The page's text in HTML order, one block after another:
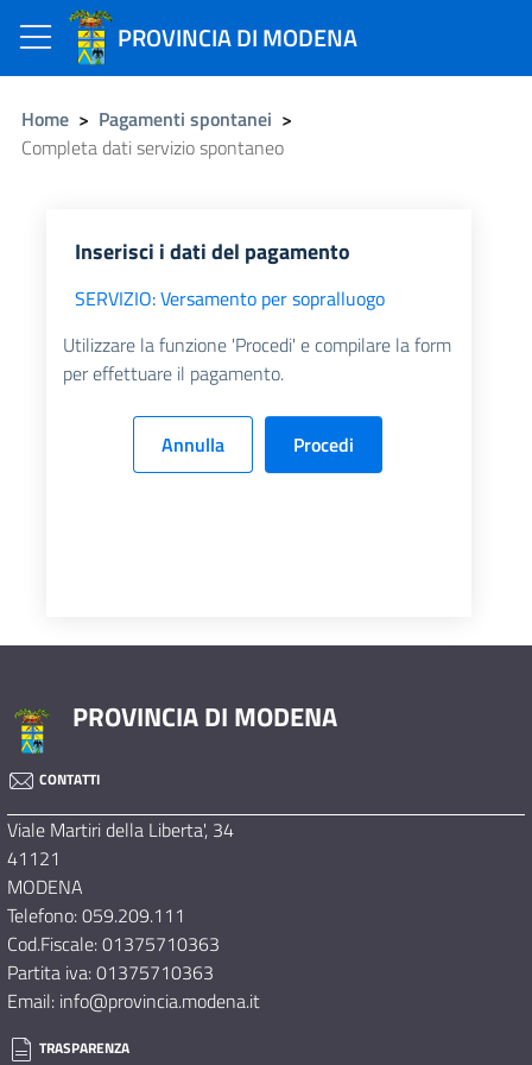
HEADER
Area
con avviso
Pagamenti
Ricevute
telematiche
Toggle navigationPROVINCIA DI MODENA
Home > Pagamenti spontanei >
Completa dati servizio spontaneo
Inserisci i dati del pagamento
SERVIZIO: Versamento per sopralluogo
Utilizzare la funzione 'Procedi' e compilare la form
per effettuare il pagamento.
Annulla
PROVINCIA DI MODENA
CONTATTI
Viale Martiri della Liberta', 34
41121
MODENA
Telefono: 059.209.111
Cod.Fiscale: 01375710363
Partita iva: 01375710363
Email: info@provincia.modena.it
TRASPARENZA